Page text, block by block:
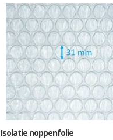
noppenfolie